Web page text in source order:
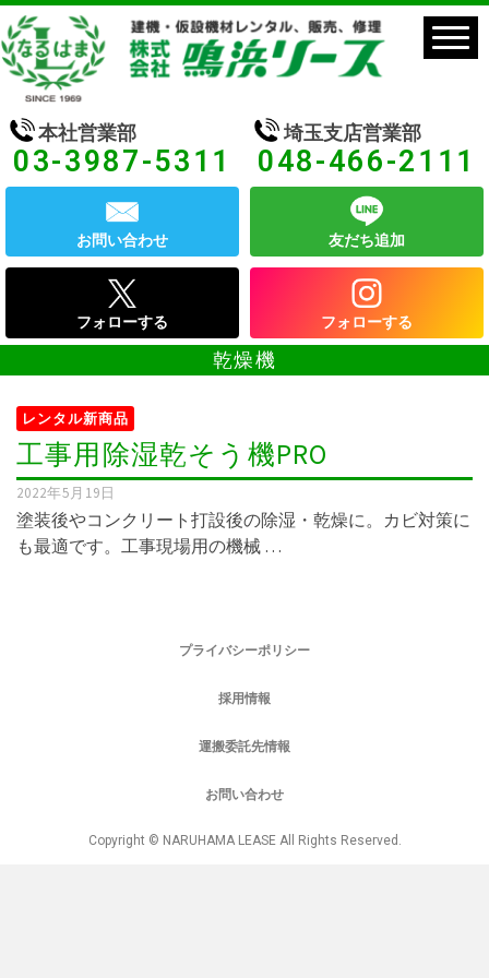
本社営業部
03-3987-5311
埼玉支店営業部
048-466-2111
お問い合わせ 友だち追加
フォローする フォローする
乾燥機
レンタル新商品
工事用除湿乾そう機PRO
2022年5月19日
塗装後やコンクリート打設後の除湿・乾燥に。カビ対策に
も最適です。工事現場用の機械 …
プライバシーポリシー
採用情報
運搬委託先情報
お問い合わせ
Copyright © NARUHAMA LEASE All Rights Reserved.